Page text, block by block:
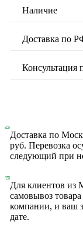
Наличие
Доставка по
Консультация
Доставка по
руб. Перевозка
следующий при
Для клиентов из
самовывоз
компании, и ваш
дате.